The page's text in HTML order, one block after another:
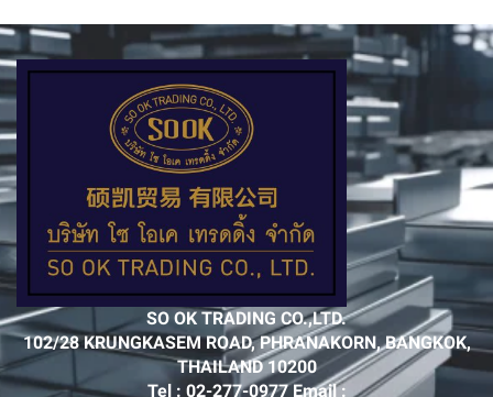
SO OK TRADING CO.,LTD.
102/28 KRUNGKASEM ROAD, PHRANAKORN, BANGKOK,
THAILAND 10200
Tel : 02-277-0977 Email :